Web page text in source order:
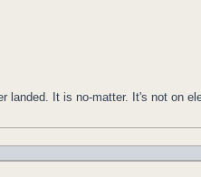
It is no-matter. It's not on